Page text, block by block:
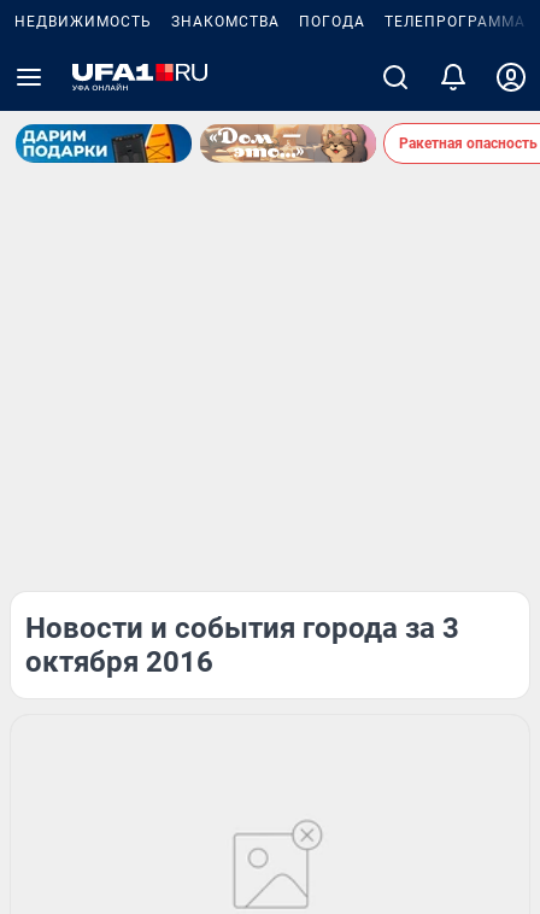
НЕДВИЖИМОСТЬ ЗНАКОМСТВА ПОГОДА ТЕЛЕПРОГРАММА
Ракетная
Новости и события города за 3
октября 2016